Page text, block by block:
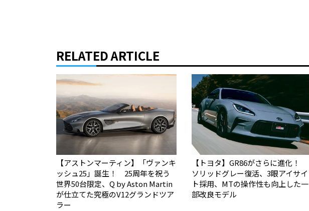
RELATED ARTICLE
【アストンマーティン】「ヴァンキ
ッシュ25」誕生！ 25周年を祝う
世界50台限定、Q by Aston Martin
が仕立てた究極のV12グランドツア
ラー
【トヨタ】GR86がさらに進化！
ソリッドグレー復活、3眼アイサイ
ト採用、MTの操作性も向上した一
部改良モデル